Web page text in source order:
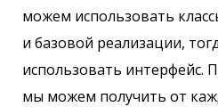
можем использовать
и базовой реализации,
использовать интерфейс.
мы можем получить от